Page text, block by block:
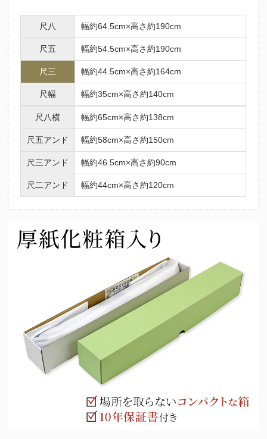
尺八 幅約64.5cm×高さ約190cm
尺五 幅約54.5cm×高さ約190cm
尺三 幅約44.5cm×高さ約164cm
尺幅 幅約35cm×高さ約140cm
尺八横 幅約65cm×高さ約138cm
尺五アンド 幅約58cm×高さ約150cm
尺三アンド 幅約46.5cm×高さ約90cm
尺二アンド 幅約44cm×高さ約120cm